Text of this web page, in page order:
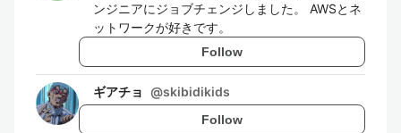
ンジニアにジョブチェンジしました。 AWSとネ
ットワークが好きです。
Follow
ギアチョ @skibidikids
Follow